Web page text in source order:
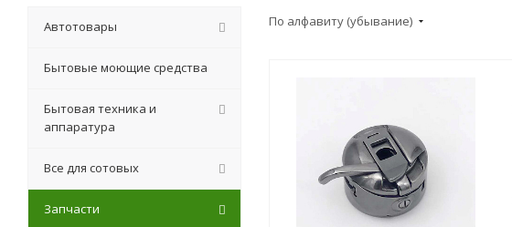
По алфавиту (убывание)
Автотовары
Бытовые моющие средства
Бытовая техника и
аппаратура
Все для сотовых
Запчасти